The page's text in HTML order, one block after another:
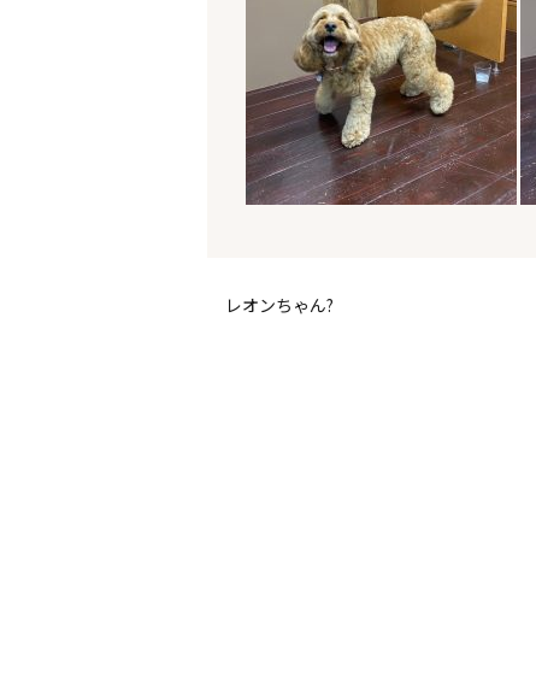
レオンちゃん?